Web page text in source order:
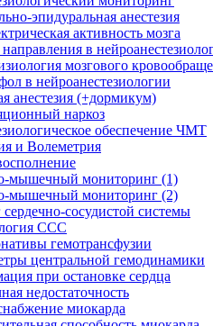
эпидуральная анестезия
активность мозга
в
мозгового
в нейроанестезиологии
анестезия (+дормикум)
наркоз
обеспечение ЧМТ
и Волеметрия
мышечный мониторинг (1)
мышечный мониторинг (2)
сосудистой системы
ССС
гемотрансфузии
центральной гемодинамики
при остановке сердца
недостаточность
миокарда